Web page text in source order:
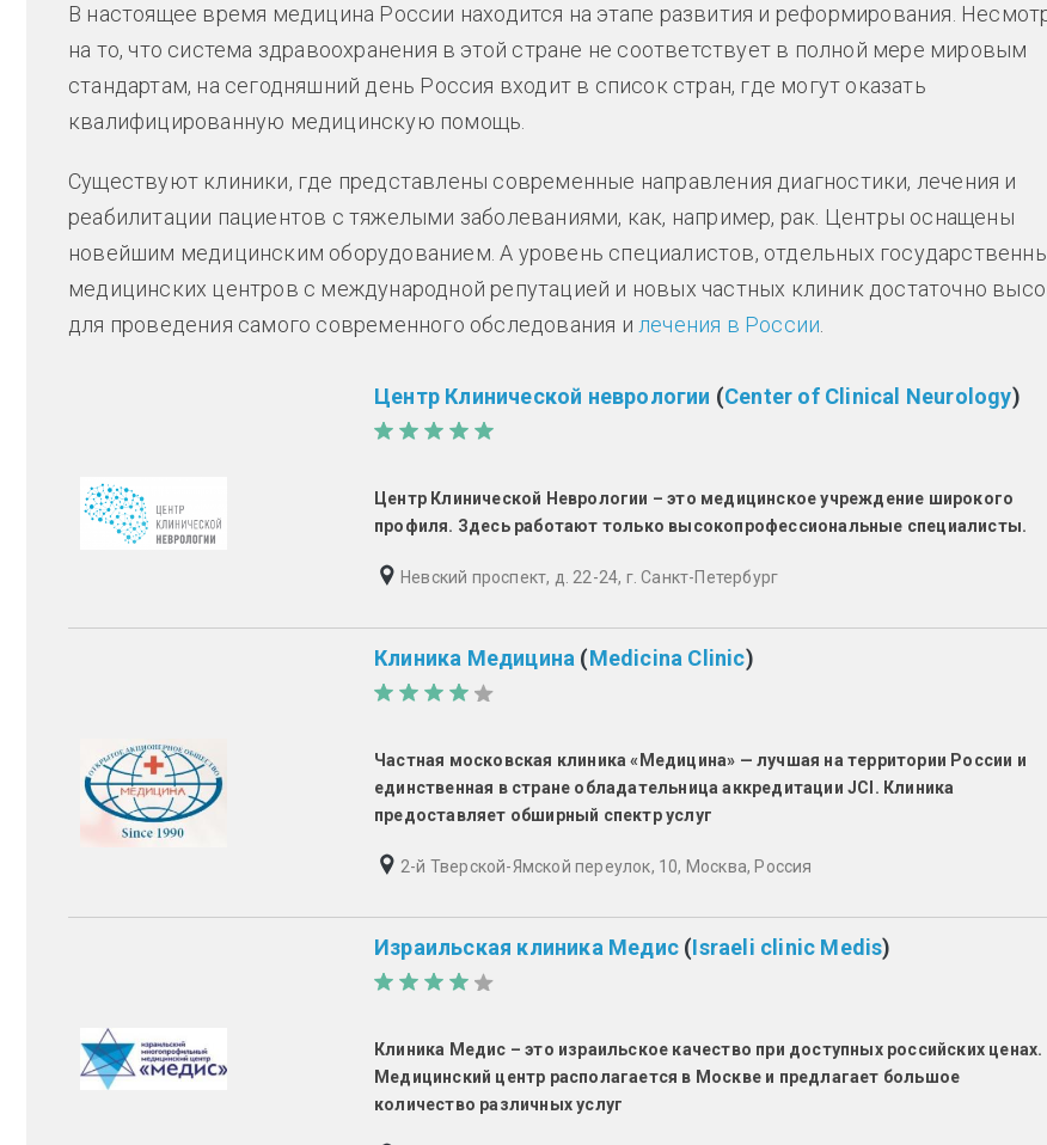
В настоящее время медицина России находится на этапе развития и реформирования.
на то, что система здравоохранения в этой стране не соответствует в полной мере мировым
стандартам, на сегодняшний день Россия входит в список стран, где могут оказать
квалифицированную медицинскую помощь.
Существуют клиники, где представлены современные направления диагностики, лечения и
реабилитации пациентов с тяжелыми заболеваниями, как, например, рак. Центры оснащены
новейшим медицинским оборудованием. А уровень специалистов, отдельных
медицинских центров с международной репутацией и новых частных клиник достаточно
для проведения самого современного обследования и лечения в России.
Центр Клинической неврологии (Center of Clinical Neurology)
Центр Клинической Неврологии – это медицинское учреждение широкого
профиля. Здесь работают только высокопрофессиональные специалисты.
Невский проспект, д. 22-24, г. Санкт-Петербург
Клиника Медицина (Medicina Clinic)
Частная московская клиника «Медицина» — лучшая на территории России и
единственная в стране обладательница аккредитации JCI. Клиника
предоставляет обширный спектр услуг
2-й Тверской-Ямской переулок, 10, Москва, Россия
Израильская клиника Медис (Israeli clinic Medis)
Клиника Медис – это израильское качество при доступных российских ценах.
Медицинский центр располагается в Москве и предлагает большое
количество различных услуг